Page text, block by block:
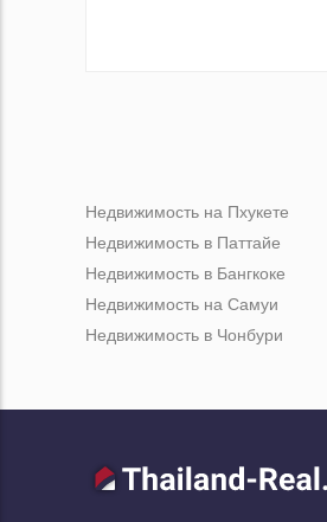
Недвижимость на Пхукете
Недвижимость в Паттайе
Недвижимость в Бангкоке
Недвижимость на Самуи
Недвижимость в Чонбури